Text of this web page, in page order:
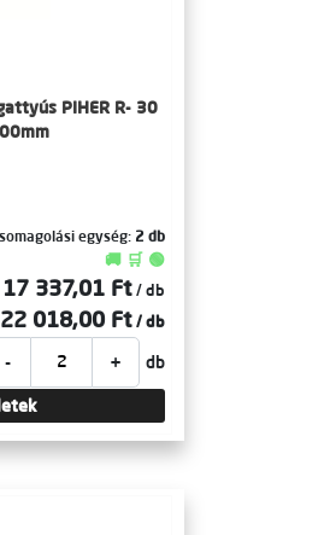
PIHER R- 30
egység: 2 db
🚚 🛒 🟢
17 337,01 Ft / db
22 018,00 Ft / db
- + db